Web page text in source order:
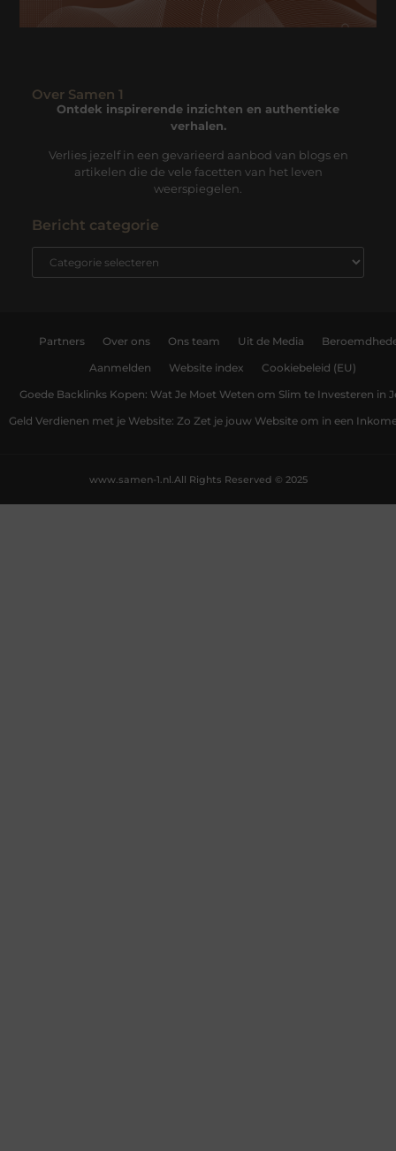
Over Samen 1
Ontdek inspirerende inzichten en authentieke
verhalen.
Verlies jezelf in een gevarieerd aanbod van blogs en
artikelen die de vele facetten van het leven
weerspiegelen.
Bericht categorie
Partners Over ons Ons team Uit de Media
Aanmelden Website index Cookiebeleid (EU)
Goede Backlinks Kopen: Wat Je Moet Weten om Slim te Investeren in
Geld Verdienen met je Website: Zo Zet je jouw Website om in een
All Rights Reserved © 2025
www.samen-1.nl.